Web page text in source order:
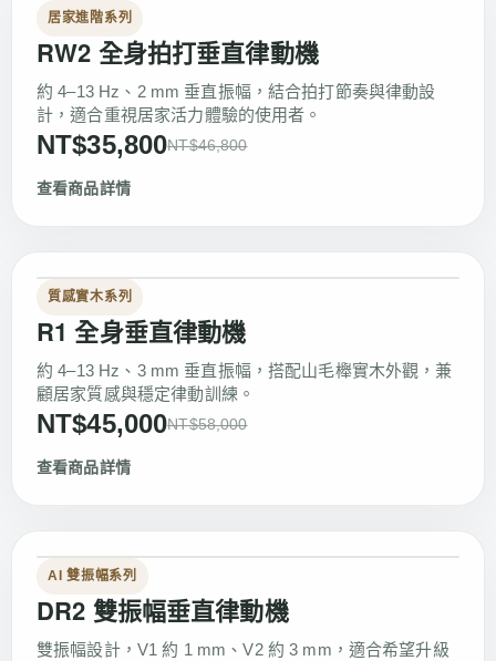
居家進階系列
RW2 全身拍打垂直律動機
約 4–13 Hz、2 mm 垂直振幅，結合拍打節奏與律動設
計，適合重視居家活力體驗的使用者。
NT$35,800NT$46,800
查看商品詳情
質感實木系列
R1 全身垂直律動機
約 4–13 Hz、3 mm 垂直振幅，搭配山毛櫸實木外觀，兼
顧居家質感與穩定律動訓練。
NT$45,000NT$58,000
查看商品詳情
AI 雙振幅系列
DR2 雙振幅垂直律動機
雙振幅設計，V1 約 1 mm、V2 約 3 mm，適合希望升級